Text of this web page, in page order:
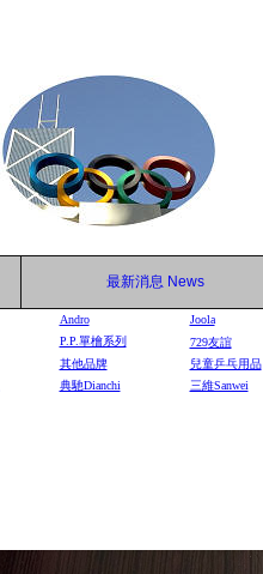
最新消息 News
Andro Joola
P.P.單檜系列 729友誼
其他品牌 兒童乒乓用品
典馳Dianchi 三維Sanwei